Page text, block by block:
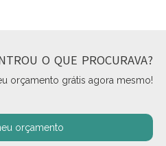
O QUE PROCURAVA?
orçamento grátis agora mesmo!
orçamento